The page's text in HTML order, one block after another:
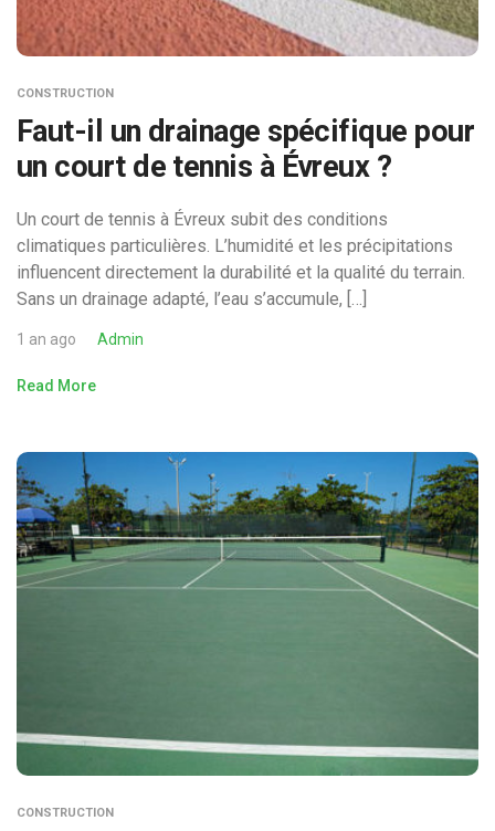
CONSTRUCTION
Faut-il un drainage spécifique pour
un court de tennis à Évreux ?
Un court de tennis à Évreux subit des conditions
climatiques particulières. L’humidité et les précipitations
influencent directement la durabilité et la qualité du terrain.
Sans un drainage adapté, l’eau s’accumule, […]
1 an ago Admin
Read More
CONSTRUCTION